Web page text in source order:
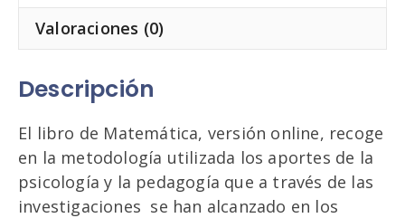
Valoraciones (0)
Descripción
El libro de Matemática, versión online, recoge
en la metodología utilizada los aportes de la
psicología y la pedagogía que a través de las
investigaciones se han alcanzado en los